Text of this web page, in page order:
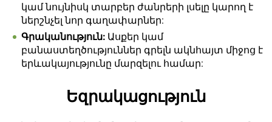
կամ նույնիսկ տարբեր ժանրերի լսելը կարող է
ներշնչել նոր գաղափարներ:
Գրականություն: Ասքեր կամ
բանաստեղծություններ գրելն ակնհայտ միջոց է
երևակայությունը մարզելու համար:
Եզրակացություն